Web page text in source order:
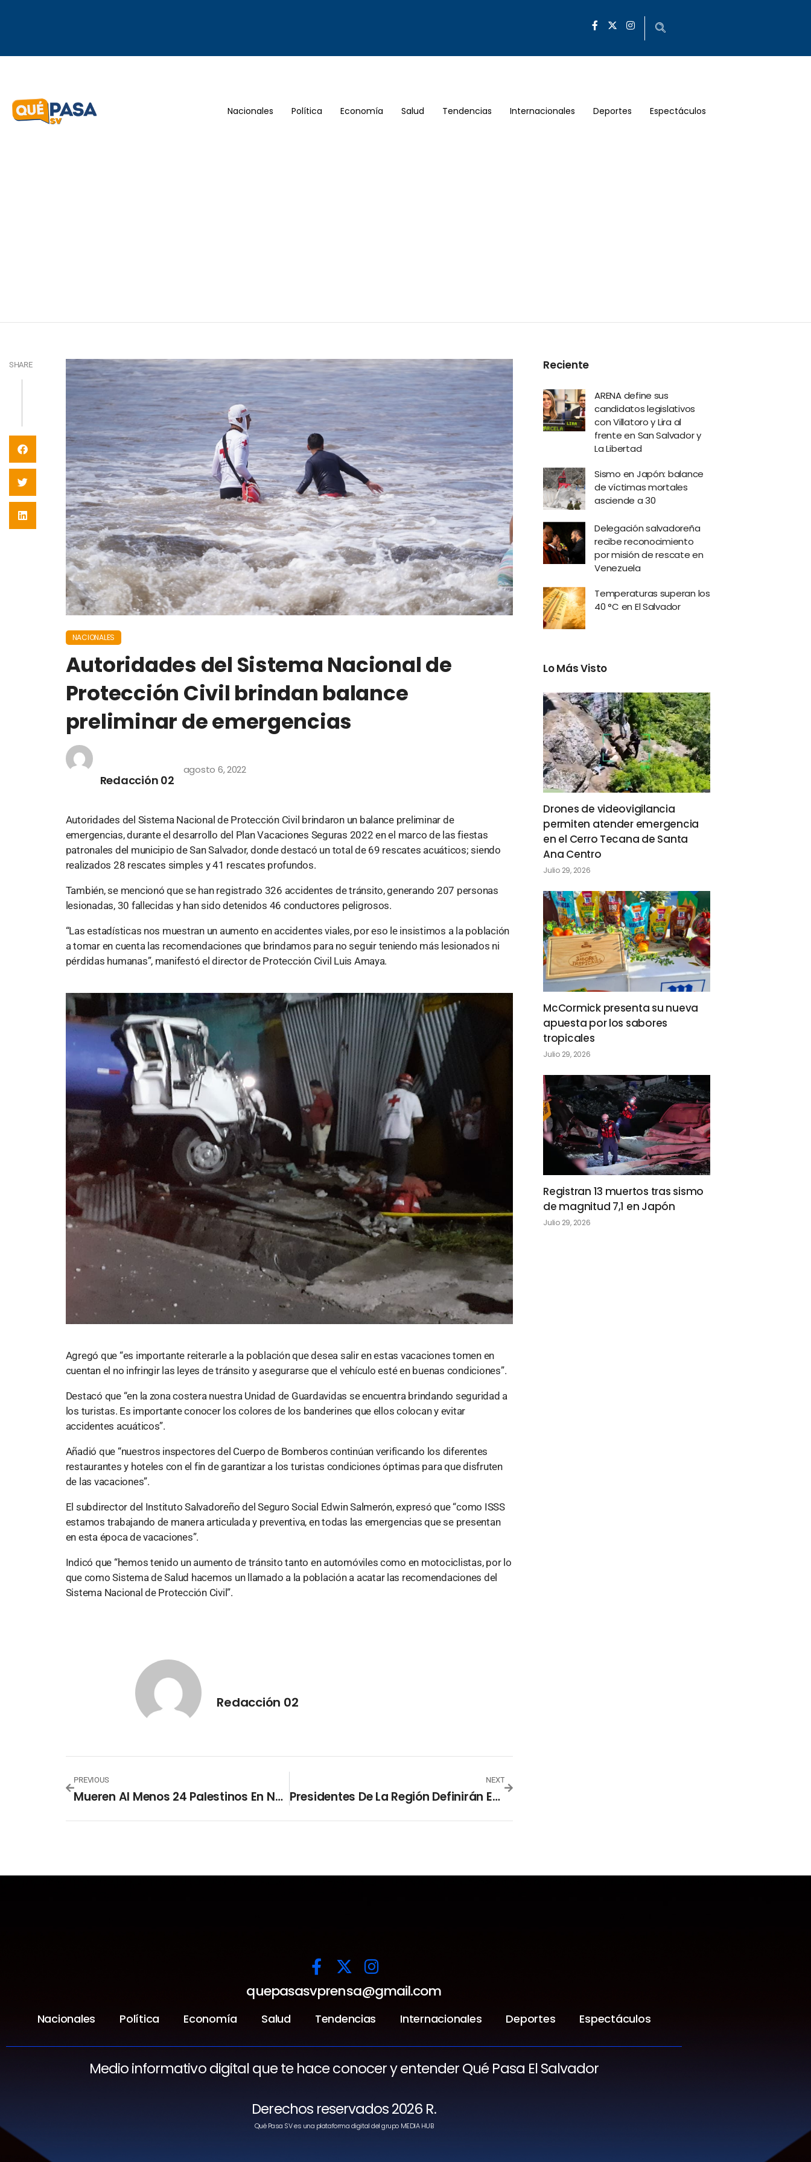
Nacionales Política Economía Salud Tendencias Internacionales Deportes Espectáculos
SHARE
NACIONALES
Autoridades del Sistema Nacional de
Protección Civil brindan balance
preliminar de emergencias
Redacción 02
agosto 6, 2022
Autoridades del Sistema Nacional de Protección Civil brindaron un balance preliminar de
emergencias, durante el desarrollo del Plan Vacaciones Seguras 2022 en el marco de las fiestas
patronales del municipio de San Salvador, donde destacó un total de 69 rescates acuáticos; siendo
realizados 28 rescates simples y 41 rescates profundos.
También, se mencionó que se han registrado 326 accidentes de tránsito, generando 207 personas
lesionadas, 30 fallecidas y han sido detenidos 46 conductores peligrosos.
“Las estadísticas nos muestran un aumento en accidentes viales, por eso le insistimos a la población
a tomar en cuenta las recomendaciones que brindamos para no seguir teniendo más lesionados ni
pérdidas humanas”, manifestó el director de Protección Civil Luis Amaya.
Agregó que “es importante reiterarle a la población que desea salir en estas vacaciones tomen en
cuentan el no infringir las leyes de tránsito y asegurarse que el vehículo esté en buenas condiciones”.
Destacó que “en la zona costera nuestra Unidad de Guardavidas se encuentra brindando seguridad a
los turistas. Es importante conocer los colores de los banderines que ellos colocan y evitar
accidentes acuáticos”.
Añadió que “nuestros inspectores del Cuerpo de Bomberos continúan verificando los diferentes
restaurantes y hoteles con el fin de garantizar a los turistas condiciones óptimas para que disfruten
de las vacaciones”.
El subdirector del Instituto Salvadoreño del Seguro Social Edwin Salmerón, expresó que “como ISSS
estamos trabajando de manera articulada y preventiva, en todas las emergencias que se presentan
en esta época de vacaciones”.
Indicó que “hemos tenido un aumento de tránsito tanto en automóviles como en motociclistas, por lo
que como Sistema de Salud hacemos un llamado a la población a acatar las recomendaciones del
Sistema Nacional de Protección Civil”.
Redacción 02
PREVIOUS
Mueren Al Menos 24 Palestinos En Nueva Escalada Entre Israel Y Yihad Islámica
NEXT
Presidentes De La Región Definirán Este Mes Al Nuevo Secretario General Del SICA
Reciente
ARENA define sus
candidatos legislativos
con Villatoro y Lira al
frente en San Salvador y
La Libertad
Sismo en Japón: balance
de víctimas mortales
asciende a 30
Delegación salvadoreña
recibe reconocimiento
por misión de rescate en
Venezuela
Temperaturas superan los
40 °C en El Salvador
Lo Más Visto
Drones de videovigilancia
permiten atender emergencia
en el Cerro Tecana de Santa
Ana Centro
Julio 29, 2026
McCormick presenta su nueva
apuesta por los sabores
tropicales
Julio 29, 2026
Registran 13 muertos tras sismo
de magnitud 7,1 en Japón
Julio 29, 2026
quepasasvprensa@gmail.com
Nacionales Política Economía Salud Tendencias Internacionales Deportes Espectáculos
Medio informativo digital que te hace conocer y entender Qué Pasa El Salvador
Derechos reservados 2026 R.
Qué Pasa SV es una plataforma digital del grupo MEDIA HUB